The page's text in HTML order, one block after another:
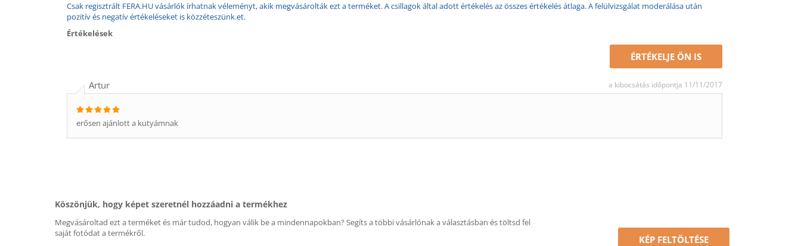
Csak regisztrált FERA.HU vásárlók írhatnak véleményt, akik megvásárolták ezt a terméket. A csillagok által adott értékelés az összes értékelés átlaga. A felülvizsgálat moderálása után
pozitív és negatív értékeléseket is közzéteszünk.et.
Értékelések
ÉRTÉKELJE ÖN IS
Artur a kibocsátás időpontja 11/11/2017
erősen ajánlott a kutyámnak
Köszönjük, hogy képet szeretnél hozzáadni a termékhez
Megvásároltad ezt a terméket és már tudod, hogyan válik be a mindennapokban? Segíts a többi vásárlónak a választásban és töltsd fel
saját fotódat a termékről.
KÉP FELTÖLTÉSE